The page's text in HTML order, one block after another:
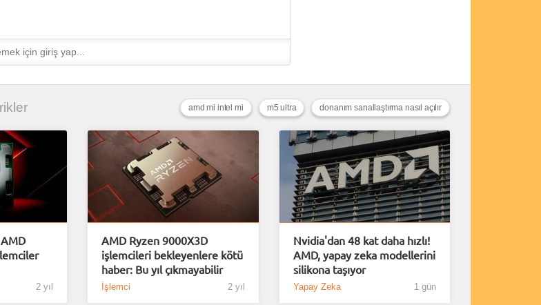
donanım sanallaştırma nasıl açılır
m5 ultra
amd mi intel mi
2 yıl
AMD Ryzen 9000X3D
işlemcileri bekleyenlere kötü
haber: Bu yıl çıkmayabilir
İşlemci 2 yıl
Nvidia'dan 48 kat daha hızlı!
AMD, yapay zeka modellerini
silikona taşıyor
Yapay Zeka 1 gün